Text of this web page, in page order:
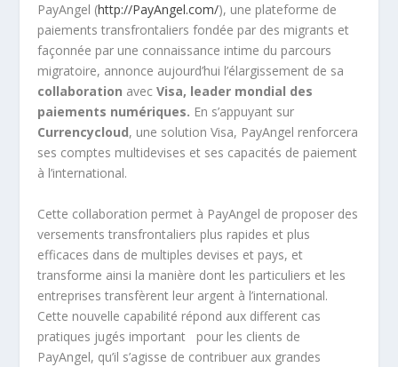
PayAngel (http://PayAngel.com/), une plateforme de
paiements transfrontaliers fondée par des migrants et
façonnée par une connaissance intime du parcours
migratoire, annonce aujourd’hui l’élargissement de sa
collaboration avecVisa, leader mondial des
paiements numériques. En s’appuyant sur
Currencycloud, une solution Visa, PayAngel renforcera
ses comptes multidevises et ses capacités de paiement
à l’international.
Cette collaboration permet à PayAngel de proposer des
versements transfrontaliers plus rapides et plus
efficaces dans de multiples devises et pays, et
transforme ainsi la manière dont les particuliers et les
entreprises transfèrent leur argent à l’international.
Cette nouvelle capabilité répond aux different cas
pratiques jugés important pour les clients de
PayAngel, qu’il s’agisse de contribuer aux grandes